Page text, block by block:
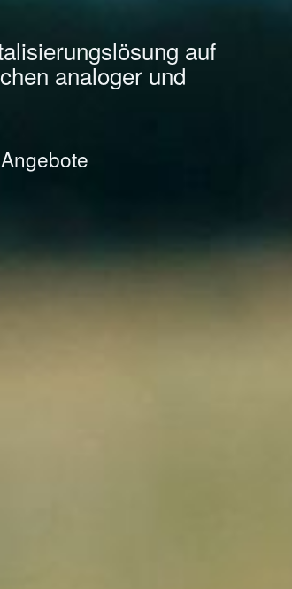
auf
analoger und